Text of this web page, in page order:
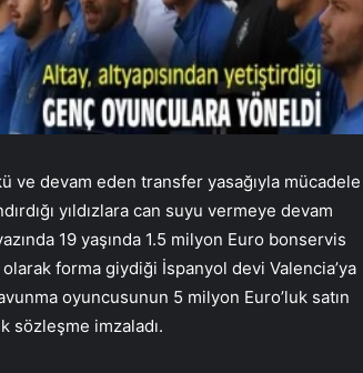
ve devam eden transfer yasağıyla mücadele
yıldızlara can suyu vermeye devam
19 yaşında 1.5 milyon Euro bonservis
forma giydiği İspanyol devi Valencia’ya
oyuncusunun 5 milyon Euro’luk satın
sözleşme imzaladı.